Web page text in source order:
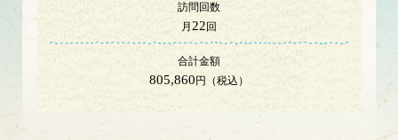
訪問回数
月 22 回
合計金額
805,860 円（税込）